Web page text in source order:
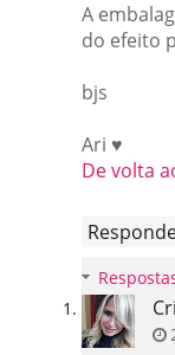
A
do efeito
bjs
Ari ♥
De volta